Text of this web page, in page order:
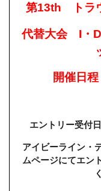
第13th トラ
代替大会 I ・ D
開催日
エントリー受付
アイビーライン・
ムページにてエン